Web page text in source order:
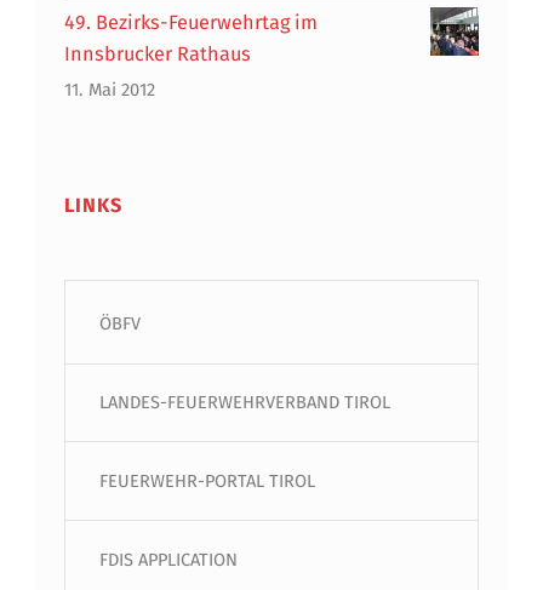
49. Bezirks-Feuerwehrtag im
Innsbrucker Rathaus
11. Mai 2012
LINKS
ÖBFV
LANDES-FEUERWEHRVERBAND TIROL
FEUERWEHR-PORTAL TIROL
FDIS APPLICATION